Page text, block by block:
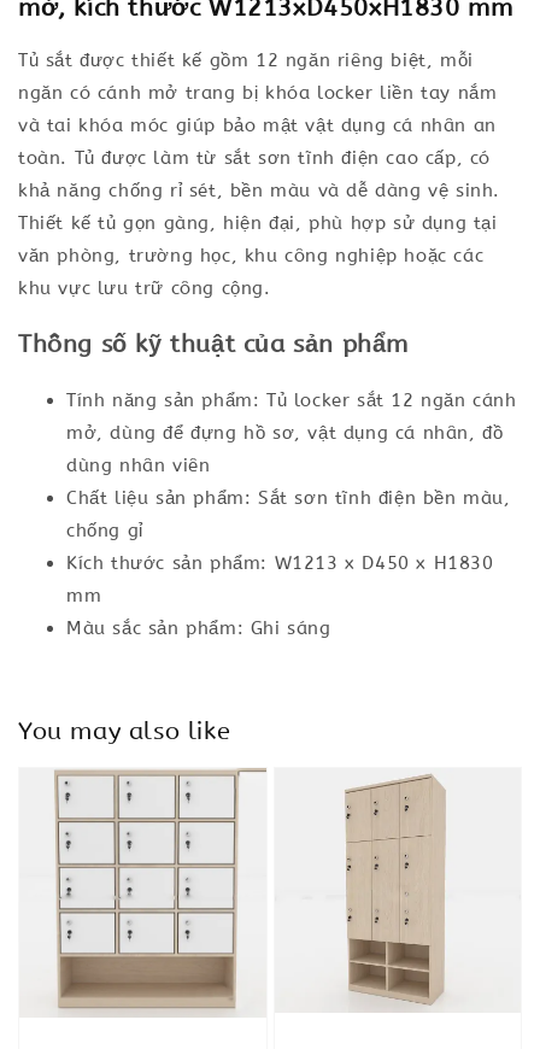
mở, kích thước W1213xD450xH1830 mm
Tủ sắt được thiết kế gồm 12 ngăn riêng biệt, mỗi
ngăn có cánh mở trang bị khóa locker liền tay nắm
và tai khóa móc giúp bảo mật vật dụng cá nhân an
toàn. Tủ được làm từ sắt sơn tĩnh điện cao cấp, có
khả năng chống rỉ sét, bền màu và dễ dàng vệ sinh.
Thiết kế tủ gọn gàng, hiện đại, phù hợp sử dụng tại
văn phòng, trường học, khu công nghiệp hoặc các
khu vực lưu trữ công cộng.
Thông số kỹ thuật của sản phẩm
Tính năng sản phẩm: Tủ locker sắt 12 ngăn cánh
mở, dùng để đựng hồ sơ, vật dụng cá nhân, đồ
dùng nhân viên
Chất liệu sản phẩm: Sắt sơn tĩnh điện bền màu,
chống gỉ
Kích thước sản phẩm: W1213 x D450 x H1830
mm
Màu sắc sản phẩm: Ghi sáng
You may also like